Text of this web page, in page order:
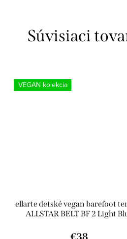
Súvisiaci
VEGAN kolekcia
ellarte detské vegan barefoot
ALLSTAR BELT BF 2 Light
€38